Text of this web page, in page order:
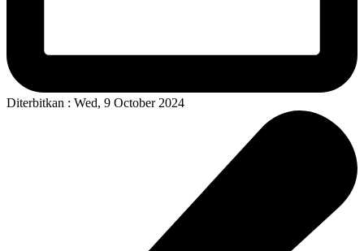
Diterbitkan : Wed, 9 October 2024